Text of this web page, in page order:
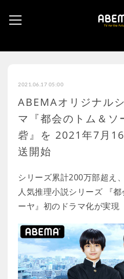
2021.06.17 05:00
ABEMAオリジナル
マ『都会のトム＆ソ
砦』を 2021年7月
送開始
シリーズ累計200万部超え
人気推理小説シリーズ 『
ーヤ』初のドラマ化が実現